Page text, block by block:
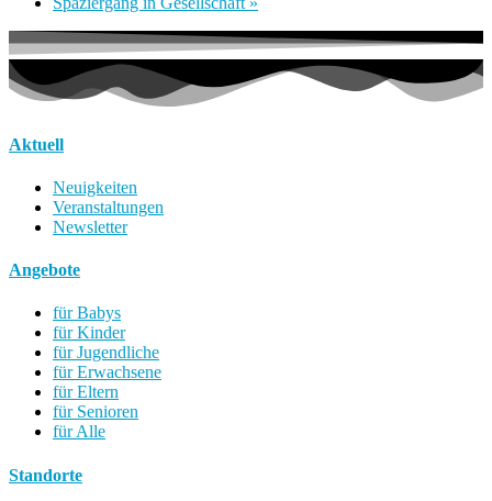
Aktuell
Neuigkeiten
Veranstaltungen
Newsletter
Angebote
für Babys
für Kinder
für Jugendliche
für Erwachsene
für Eltern
für Senioren
für Alle
Standorte